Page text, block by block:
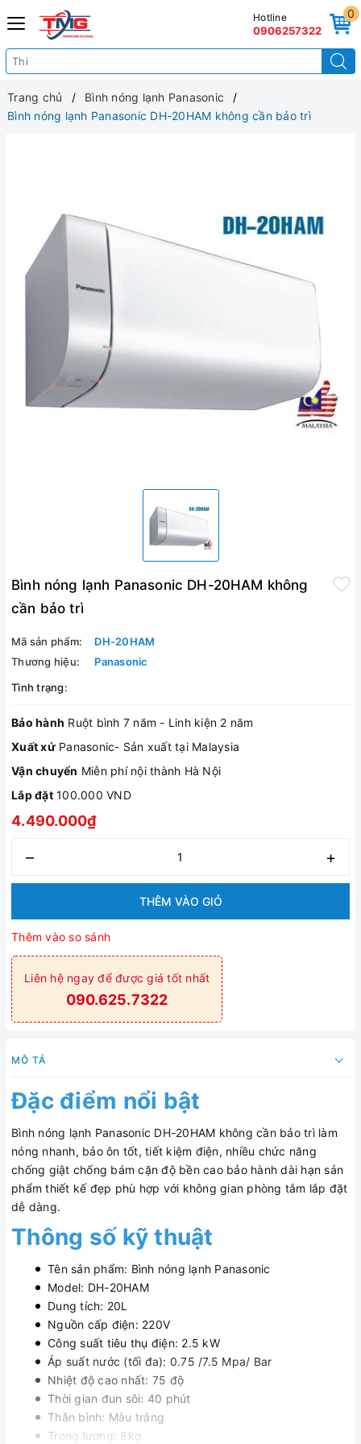
0
Hotline
0906257322
Trang chủ
Bình nóng lạnh Panasonic
Bình nóng lạnh Panasonic DH-20HAM không cần bảo trì
Bình nóng lạnh Panasonic DH-20HAM không
cần bảo trì
Mã sản phẩm:
DH-20HAM
Thương hiệu:
Panasonic
Tình trạng:
Bảo hành Ruột bình 7 năm - Linh kiện 2 năm
Xuất xứPanasonic- Sản xuất tại Malaysia
Vận chuyển Miễn phí nội thành Hà Nội
Lắp đặt100.000 VND
4.490.000₫
– +
THÊM VÀO GIỎ
Thêm vào so sánh
Liên hệ ngay để được giá tốt nhất
090.625.7322
MÔ TẢ
Đặc điểm nổi bật
Bình nóng lạnh Panasonic DH-20HAM không cần bảo trì làm
nóng nhanh, bảo ôn tốt, tiết kiệm điện, nhiều chức năng
chống giật chống bám cặn độ bền cao bảo hành dài hạn sản
phẩm thiết kế đẹp phù hợp với không gian phòng tắm lắp đặt
dễ dàng.
Thông số kỹ thuật
Tên sản phẩm: Bình nóng lạnh Panasonic
Model: DH-20HAM
Dung tích: 20L
Nguồn cấp điện: 220V
Công suất tiêu thụ điện: 2.5 kW
Áp suất nước (tối đa): 0.75 /7.5 Mpa/ Bar
Nhiệt độ cao nhất: 75 độ
Thời gian đun sôi: 40 phút
Thân bình: Màu trắng
Trọng lượng: 8kg